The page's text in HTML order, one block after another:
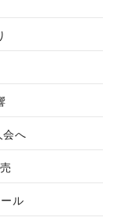
会へ
ル